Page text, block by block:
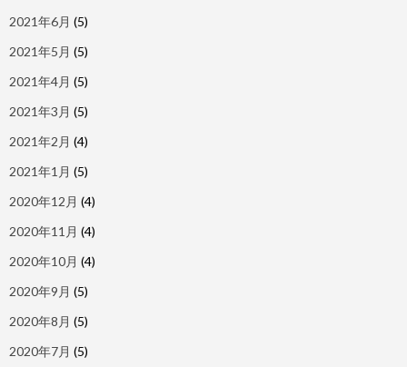
2021年6月 (5)
2021年5月 (5)
2021年4月 (5)
2021年3月 (5)
2021年2月 (4)
2021年1月 (5)
2020年12月 (4)
2020年11月 (4)
2020年10月 (4)
2020年9月 (5)
2020年8月 (5)
2020年7月 (5)